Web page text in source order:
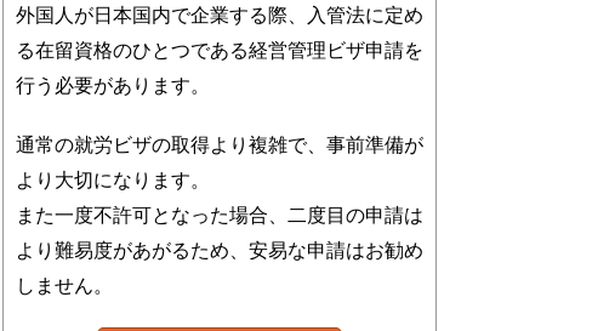
外国人が日本国内で企業する際、入管法に定め
る在留資格のひとつである経営管理ビザ申請を
行う必要があります。
通常の就労ビザの取得より複雑で、事前準備が
より大切になります。
また一度不許可となった場合、二度目の申請は
より難易度があがるため、安易な申請はお勧め
しません。